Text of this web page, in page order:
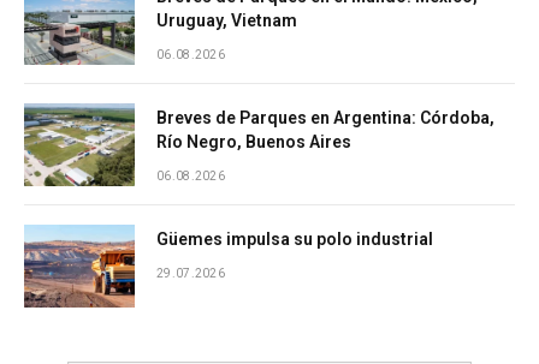
Uruguay, Vietnam
06.08.2026
Breves de Parques en Argentina: Córdoba,
Río Negro, Buenos Aires
06.08.2026
Güemes impulsa su polo industrial
29.07.2026